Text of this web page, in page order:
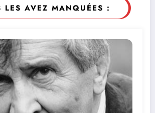
LES AVEZ MANQUÉES :